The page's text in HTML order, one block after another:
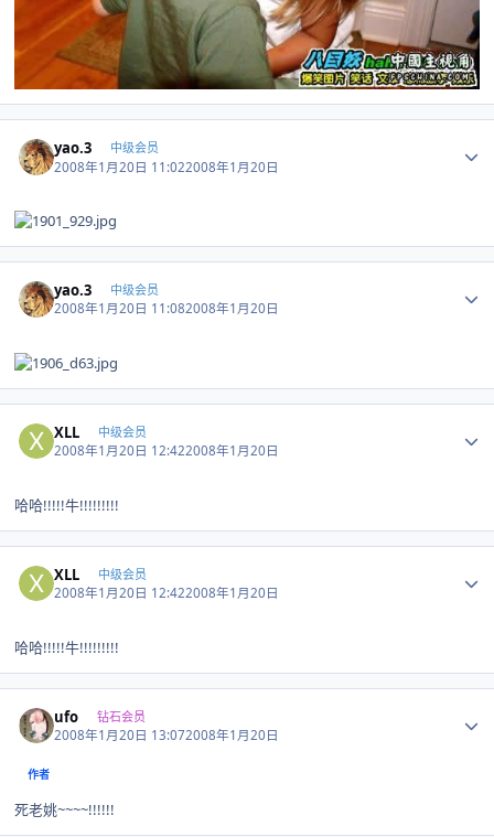
yao.3 中级会员
2008年1月20日 11:022008年1月20日
yao.3 中级会员
2008年1月20日 11:082008年1月20日
XLL 中级会员
2008年1月20日 12:422008年1月20日
哈哈!!!!!牛!!!!!!!!!
XLL 中级会员
2008年1月20日 12:422008年1月20日
哈哈!!!!!牛!!!!!!!!!
ufo 钻石会员
2008年1月20日 13:072008年1月20日
作者
死老姚~~~~!!!!!!